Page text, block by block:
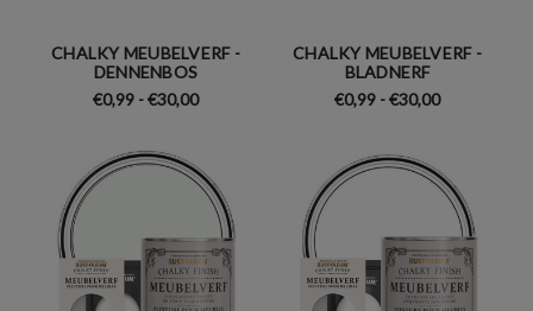
CHALKY MEUBELVERF -
DENNENBOS
€0,99 - €30,00
CHALKY MEUBELVERF -
BLADNERF
€0,99 - €30,00